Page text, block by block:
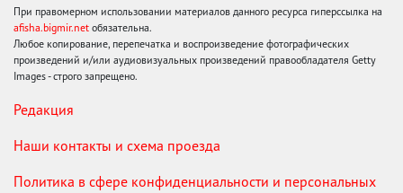
При правомерном использовании материалов данного ресурса гиперссылка на
afisha.bigmir.net обязательна.
Любое копирование, перепечатка и воспроизведение фотографических
произведений и/или аудиовизуальных произведений правообладателя Getty
Images - строго запрещено.
Редакция
Наши контакты и схема проезда
Политика в сфере конфиденциальности и персональных